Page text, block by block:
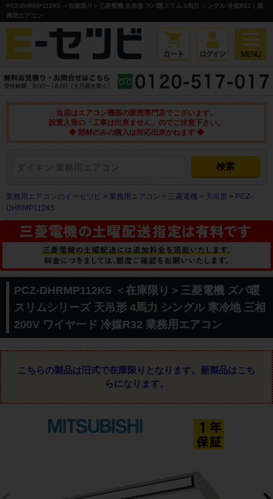
PCZ-DHRMP112K5 ＜在庫限り＞三菱電機 天吊形 ズバ暖スリム 4馬力 シングル 冷媒R32｜業
務用エアコン
当店はエアコン機器の販売専門店でございます。
設置入替の「工事は出来ません」のでご注意下さい。
◆ 部材のみの購入は対応出来かねます ◆
業務用エアコンのイーセツビ > 業務用エアコン > 三菱電機 > 天吊形 > PCZ-
DHRMP112K5
PCZ-DHRMP112K5 ＜在庫限り＞三菱電機 ズバ暖
スリムシリーズ 天吊形 4馬力 シングル 寒冷地 三相
200V ワイヤード 冷媒R32 業務用エアコン
こちらの製品は旧式で在庫限りとなります。 新製品はこち
らになります。